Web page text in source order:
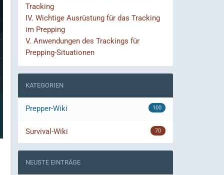
Tracking
IV. Wichtige Ausrüstung für das Tracking
im Prepping
V. Anwendungen des Trackings für
Prepping-Situationen
KATEGORIEN
Prepper-Wiki 100
Survival-Wiki 70
NEUSTE EINTRÄGE